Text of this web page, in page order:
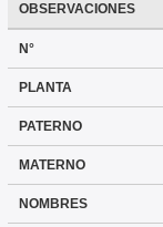
OBSERVACIONES
N°
PLANTA
PATERNO
MATERNO
NOMBRES